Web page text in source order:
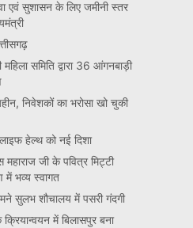
एवं सुशासन के लिए जमीनी स्तर
महिला समिति द्वारा 36 आंगनबाड़ी
निवेशकों का भरोसा खो चुकी
हेल्थ को नई दिशा
महाराज जी के पवित्र मिट्टी
में भव्य स्वागत
सुलभ शौचालय में पसरी गंदगी
में बिलासपुर बना